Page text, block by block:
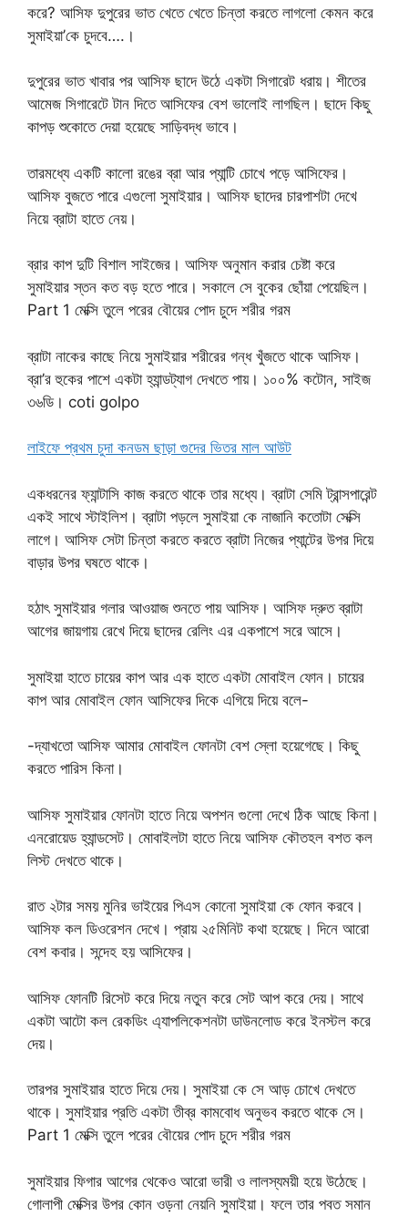
করে? আসিফ দুপুরের ভাত খেতে খেতে চিন্তা করতে লাগলো কেমন করে
সুমাইয়া’কে চুদবে….।
দুপুরের ভাত খাবার পর আসিফ ছাদে উঠে একটা সিগারেট ধরায়। শীতের
আমেজ সিগারেটে টান দিতে আসিফের বেশ ভালোই লাগছিল। ছাদে কিছু
কাপড় শুকোতে দেয়া হয়েছে সাড়িবদ্ধ ভাবে।
তারমধ্যে একটি কালো রঙের ব্রা আর প্যান্টি চোখে পড়ে আসিফের।
আসিফ বুজতে পারে এগুলো সুমাইয়ার। আসিফ ছাদের চারপাশটা দেখে
নিয়ে ব্রাটা হাতে নেয়।
ব্রার কাপ দুটি বিশাল সাইজের। আসিফ অনুমান করার চেষ্টা করে
সুমাইয়ার স্তন কত বড় হতে পারে। সকালে সে বুকের ছোঁয়া পেয়েছিল।
Part 1 মেক্সি তুলে পরের বৌয়ের পোদ চুদে শরীর গরম
ব্রাটা নাকের কাছে নিয়ে সুমাইয়ার শরীরের গন্ধ খুঁজতে থাকে আসিফ।
ব্রা’র হুকের পাশে একটা হ্যান্ডট্যাগ দেখতে পায়। ১০০% কটোন, সাইজ
৩৬ডি। coti golpo
লাইফে প্রথম চুদা কনডম ছাড়া গুদের ভিতর মাল আউট
একধরনের ফ্যান্টাসি কাজ করতে থাকে তার মধ্যে। ব্রাটা সেমি ট্রান্সপারেন্ট
একই সাথে স্টাইলিশ। ব্রাটা পড়লে সুমাইয়া কে নাজানি কতোটা সেক্সি
লাগে। আসিফ সেটা চিন্তা করতে করতে ব্রাটা নিজের প্যান্টের উপর দিয়ে
বাড়ার উপর ঘষতে থাকে।
হঠাৎ সুমাইয়ার গলার আওয়াজ শুনতে পায় আসিফ। আসিফ দ্রুত ব্রাটা
আগের জায়গায় রেখে দিয়ে ছাদের রেলিং এর একপাশে সরে আসে।
সুমাইয়া হাতে চায়ের কাপ আর এক হাতে একটা মোবাইল ফোন। চায়ের
কাপ আর মোবাইল ফোন আসিফের দিকে এগিয়ে দিয়ে বলে-
-দ্যাখতো আসিফ আমার মোবাইল ফোনটা বেশ স্লো হয়েগেছে। কিছু
করতে পারিস কিনা।
আসিফ সুমাইয়ার ফোনটা হাতে নিয়ে অপশন গুলো দেখে ঠিক আছে কিনা।
এনরোয়েড হ্যান্ডসেট। মোবাইলটা হাতে নিয়ে আসিফ কৌতহল বশত কল
লিস্ট দেখতে থাকে।
রাত ২টার সময় মুনির ভাইয়ের পিএস কোনো সুমাইয়া কে ফোন করবে।
আসিফ কল ডিওরেশন দেখে। প্রায় ২৫মিনিট কথা হয়েছে। দিনে আরো
বেশ কবার। সন্দেহ হয় আসিফের।
আসিফ ফোনটি রিসেট করে দিয়ে নতুন করে সেট আপ করে দেয়। সাথে
একটা আটো কল রেকডিং এ্যাপলিকেশনটা ডাউনলোড করে ইনস্টল করে
দেয়।
তারপর সুমাইয়ার হাতে দিয়ে দেয়। সুমাইয়া কে সে আড় চোখে দেখতে
থাকে। সুমাইয়ার প্রতি একটা তীব্র কামবোধ অনুভব করতে থাকে সে।
Part 1 মেক্সি তুলে পরের বৌয়ের পোদ চুদে শরীর গরম
সুমাইয়ার ফিগার আগের থেকেও আরো ভারী ও লালস্যময়ী হয়ে উঠেছে।
গোলাপী মেক্সির উপর কোন ‍ওড়না নেয়নি সুমাইয়া। ফলে তার পবত সমান